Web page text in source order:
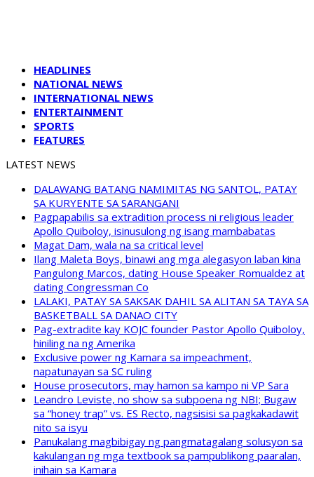
HEADLINES
NATIONAL NEWS
INTERNATIONAL NEWS
ENTERTAINMENT
SPORTS
FEATURES
LATEST NEWS
DALAWANG BATANG NAMIMITAS NG SANTOL, PATAY
SA KURYENTE SA SARANGANI
Pagpapabilis sa extradition process ni religious leader
Apollo Quiboloy, isinusulong ng isang mambabatas
Magat Dam, wala na sa critical level
Ilang Maleta Boys, binawi ang mga alegasyon laban kina
Pangulong Marcos, dating House Speaker Romualdez at
dating Congressman Co
LALAKI, PATAY SA SAKSAK DAHIL SA ALITAN SA TAYA SA
BASKETBALL SA DANAO CITY
Pag-extradite kay KOJC founder Pastor Apollo Quiboloy,
hiniling na ng Amerika
Exclusive power ng Kamara sa impeachment,
napatunayan sa SC ruling
House prosecutors, may hamon sa kampo ni VP Sara
Leandro Leviste, no show sa subpoena ng NBI; Bugaw
sa “honey trap” vs. ES Recto, nagsisisi sa pagkakadawit
nito sa isyu
Panukalang magbibigay ng pangmatagalang solusyon sa
kakulangan ng mga textbook sa pampublikong paaralan,
inihain sa Kamara